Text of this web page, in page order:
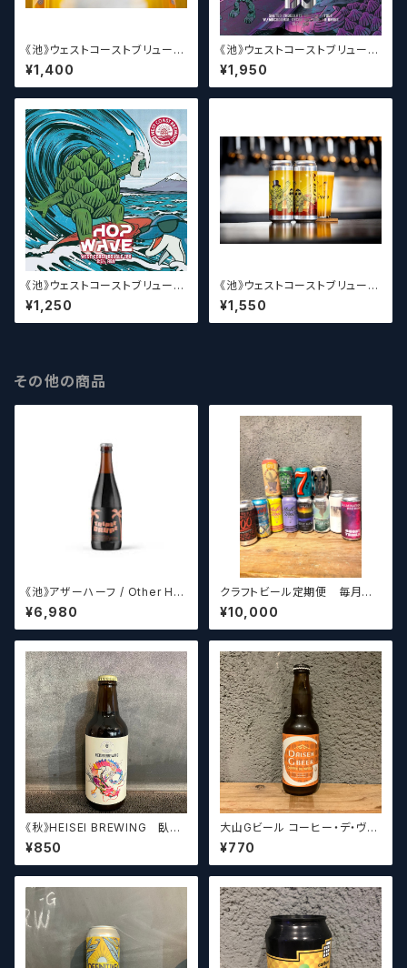
《池》ウェストコーストブリューイ
ング / West Coast ( WCB ) T
he Lupulin Tree【クラフトビー
ル】
¥1,400
《池》ウェストコーストブリューイ
ング / West Coast ( WCB ) D
ark Lab Series 03【クラフト
ビール】
¥1,950
《池》ウェストコーストブリューイ
ング / West Coast ( WCB ) H
op Wave【クラフトビール】
¥1,250
《池》ウェストコーストブリューイ
ング / West Coast ( WCB )
MONONOKE DANCE【クラフ
トビール】
¥1,550
その他の商品
《池》アザーハーフ / Other Hal
f Brewing Triple Drupe【ク
ラフトビールシザーズ】
¥6,980
クラフトビール定期便 毎月厳
選したクラフトビールをお届けし
ます。（10本～12本）
¥10,000
《秋》HEISEI BREWING 臥龍
長生(がりゅうちょうせい)アメリ
カンペールエール【クラフトビー
ル】
¥850
大山Gビール コーヒー・デ・ヴァ
イス【クラフトビール】
¥770